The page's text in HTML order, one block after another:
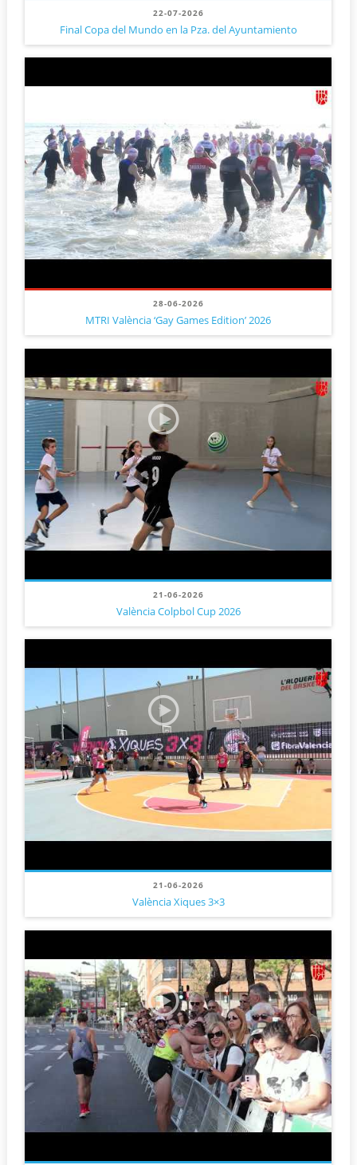
22-07-2026
Final Copa del Mundo en la Pza. del Ayuntamiento
28-06-2026
MTRI València ‘Gay Games Edition’ 2026
21-06-2026
València Colpbol Cup 2026
21-06-2026
València Xiques 3×3